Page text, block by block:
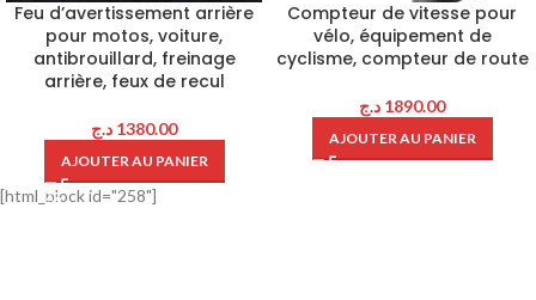
Feu d’avertissement arrière
pour motos, voiture,
antibrouillard, freinage
arrière, feux de recul
1380.00 د.ج
AJOUTER AU PANIER
Compteur de vitesse pour
vélo, équipement de
cyclisme, compteur de route
1890.00 د.ج
AJOUTER AU PANIER
[html_block id="258"]